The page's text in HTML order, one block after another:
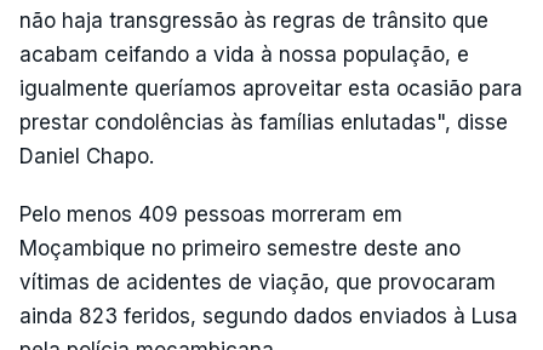
não haja transgressão às regras de trânsito que
acabam ceifando a vida à nossa população, e
igualmente queríamos aproveitar esta ocasião para
prestar condolências às famílias enlutadas", disse
Daniel Chapo.
Pelo menos 409 pessoas morreram em
Moçambique no primeiro semestre deste ano
vítimas de acidentes de viação, que provocaram
ainda 823 feridos, segundo dados enviados à Lusa